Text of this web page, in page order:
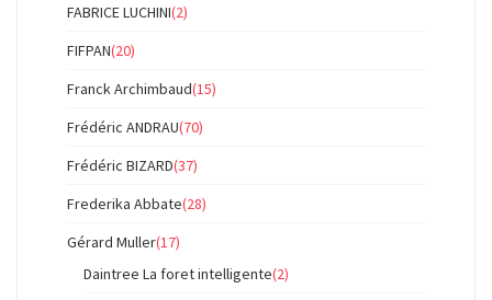
FABRICE LUCHINI(2)
FIFPAN(20)
Franck Archimbaud(15)
Frédéric ANDRAU(70)
Frédéric BIZARD(37)
Frederika Abbate(28)
Gérard Muller(17)
Daintree La foret intelligente(2)